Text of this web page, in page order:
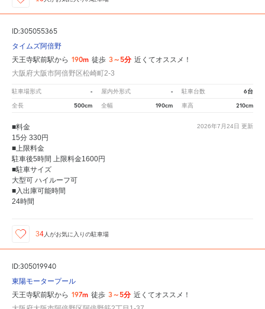
ID:305055365
タイムズ阿倍野
天王寺駅前駅から 190m 徒歩 3～5分 近くてオススメ！
大阪府大阪市阿倍野区松崎町2-3
駐車場形式 - 屋内外形式 - 駐車台数 6台
全長 500cm 全幅 190cm 車高 210cm
2026年7月24日 更新
■料金
15分 330円
■上限料金
駐車後5時間 上限料金1600円
■駐車サイズ
大型可 ハイルーフ可
■入出庫可能時間
24時間
34 人がお気に入りの駐車場
ID:305019940
東陽モータープール
天王寺駅前駅から 197m 徒歩 3～5分 近くてオススメ！